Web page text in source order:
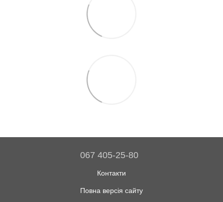
067 405-25-80
Контакти
Повна версія сайту